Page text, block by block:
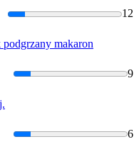
12
makaron
9
6